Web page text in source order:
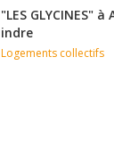
"LES GLYCINES"
indre
Logements collectifs